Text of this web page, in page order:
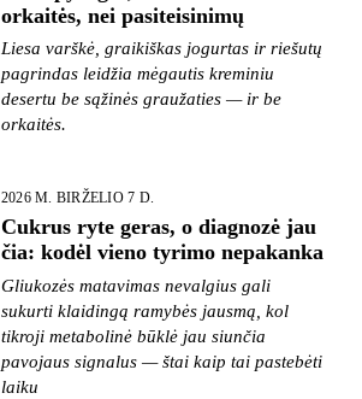
orkaitės, nei pasiteisinimų
Liesa varškė, graikiškas jogurtas ir riešutų
pagrindas leidžia mėgautis kreminiu
desertu be sąžinės graužaties — ir be
orkaitės.
2026 M. BIRŽELIO 7 D.
Cukrus ryte geras, o diagnozė jau
čia: kodėl vieno tyrimo nepakanka
Gliukozės matavimas nevalgius gali
sukurti klaidingą ramybės jausmą, kol
tikroji metabolinė būklė jau siunčia
pavojaus signalus — štai kaip tai pastebėti
laiku